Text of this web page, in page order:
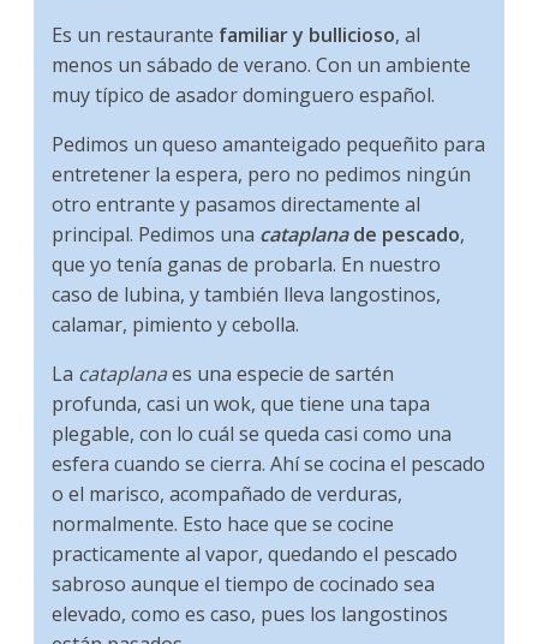
Es un restaurante familiar y bullicioso, al
menos un sábado de verano. Con un ambiente
muy típico de asador dominguero español.
Pedimos un queso amanteigado pequeñito para
entretener la espera, pero no pedimos ningún
otro entrante y pasamos directamente al
principal. Pedimos una cataplanade pescado,
que yo tenía ganas de probarla. En nuestro
caso de lubina, y también lleva langostinos,
calamar, pimiento y cebolla.
La cataplanaes una especie de sartén
profunda, casi un wok, que tiene una tapa
plegable, con lo cuál se queda casi como una
esfera cuando se cierra. Ahí se cocina el pescado
o el marisco, acompañado de verduras,
normalmente. Esto hace que se cocine
practicamente al vapor, quedando el pescado
sabroso aunque el tiempo de cocinado sea
elevado, como es caso, pues los langostinos